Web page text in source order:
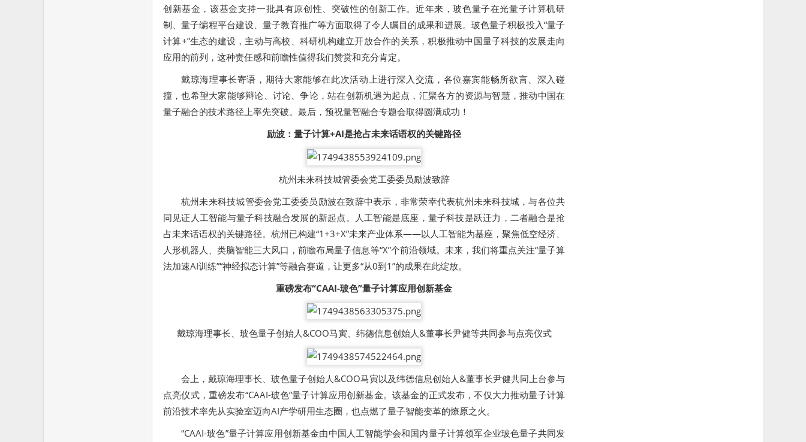
创新基金，该基金支持一批具有原创性、突破性的创新工作。近年来，玻色量子在光量子计算机研
制、量子编程平台建设、量子教育推广等方面取得了令人瞩目的成果和进展。玻色量子积极投入“量子
计算+”生态的建设，主动与高校、科研机构建立开放合作的关系，积极推动中国量子科技的发展走向
应用的前列，这种责任感和前瞻性值得我们赞赏和充分肯定。
戴琼海理事长寄语，期待大家能够在此次活动上进行深入交流，各位嘉宾能畅所欲言、深入碰
撞，也希望大家能够辩论、讨论、争论，站在创新机遇为起点，汇聚各方的资源与智慧，推动中国在
量子融合的技术路径上率先突破。最后，预祝量智融合专题会取得圆满成功！
励波：量子计算+AI是抢占未来话语权的关键路径
杭州未来科技城管委会党工委委员励波致辞
杭州未来科技城管委会党工委委员励波在致辞中表示，非常荣幸代表杭州未来科技城，与各位共
同见证人工智能与量子科技融合发展的新起点。人工智能是底座，量子科技是跃迁力，二者融合是抢
占未来话语权的关键路径。杭州已构建“1+3+X”未来产业体系——以人工智能为基座，聚焦低空经济、
人形机器人、类脑智能三大风口，前瞻布局量子信息等“X”个前沿领域。未来，我们将重点关注“量子算
法加速AI训练”“神经拟态计算”等融合赛道，让更多“从0到1”的成果在此绽放。
重磅发布“CAAI-玻色”量子计算应用创新基金
戴琼海理事长、玻色量子创始人&COO马寅、纬德信息创始人&董事长尹健等共同参与点亮仪式
会上，戴琼海理事长、玻色量子创始人&COO马寅以及纬德信息创始人&董事长尹健共同上台参与
点亮仪式，重磅发布“CAAI-玻色”量子计算应用创新基金。该基金的正式发布，不仅大力推动量子计算
前沿技术率先从实验室迈向AI产学研用生态圈，也点燃了量子智能变革的燎原之火。
“CAAI-玻色”量子计算应用创新基金由中国人工智能学会和国内量子计算领军企业玻色量子共同发